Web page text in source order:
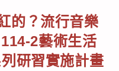
的？流行音樂
2藝術生活
研習實施計畫